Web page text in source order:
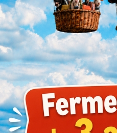
Ruban d'impression blanc
ou noir pour imprimante
Edikio Flex - 500...
Prix
Dès28€
,12 HT l'unité
*Tarif pour 1 colis ou +
Existe en 2 modèles